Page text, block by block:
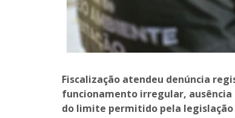
Fiscalização atendeu denúncia
funcionamento irregular,
do limite permitido pela